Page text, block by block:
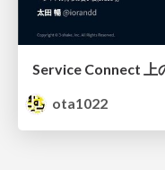
ota1022